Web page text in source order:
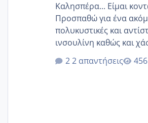
Καλησπέρα... Είμαι
Προσπαθώ για ένα ακόμα
πολυκυστικές και
ινσουλίνη καθώς και
κιλά παραπάνω και
δεν χάνω εύκολα! Προσπαθώ για ακόμη
2 απαντήσεις